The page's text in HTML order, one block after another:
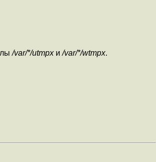
/var/*/utmpxи/var/*/wtmpx.